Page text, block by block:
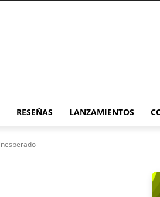
RESEÑAS LANZAMIENTOS